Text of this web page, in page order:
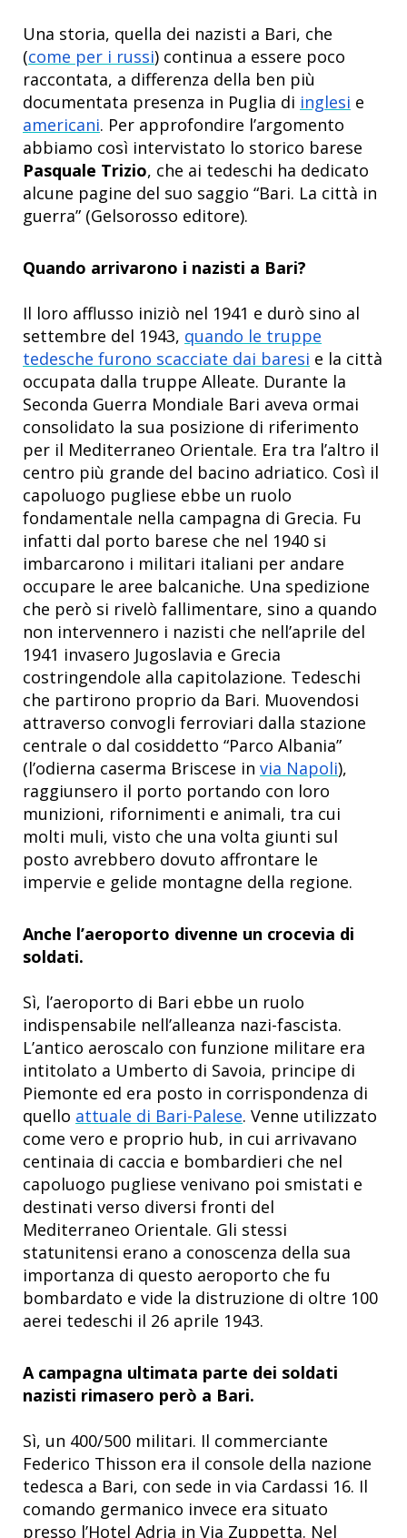
Una storia, quella dei nazisti a Bari, che
(come per i russi) continua a essere poco
raccontata, a differenza della ben più
documentata presenza in Puglia di inglesi e
americani. Per approfondire l’argomento
abbiamo così intervistato lo storico barese
Pasquale Trizio, che ai tedeschi ha dedicato
alcune pagine del suo saggio “Bari. La città in
guerra” (Gelsorosso editore).
Quando arrivarono i nazisti a Bari?
Il loro afflusso iniziò nel 1941 e durò sino al
settembre del 1943, quando le truppe
tedesche furono scacciate dai baresi e la città
occupata dalla truppe Alleate. Durante la
Seconda Guerra Mondiale Bari aveva ormai
consolidato la sua posizione di riferimento
per il Mediterraneo Orientale. Era tra l’altro il
centro più grande del bacino adriatico. Così il
capoluogo pugliese ebbe un ruolo
fondamentale nella campagna di Grecia. Fu
infatti dal porto barese che nel 1940 si
imbarcarono i militari italiani per andare
occupare le aree balcaniche. Una spedizione
che però si rivelò fallimentare, sino a quando
non intervennero i nazisti che nell’aprile del
1941 invasero Jugoslavia e Grecia
costringendole alla capitolazione. Tedeschi
che partirono proprio da Bari. Muovendosi
attraverso convogli ferroviari dalla stazione
centrale o dal cosiddetto “Parco Albania”
(l’odierna caserma Briscese in via Napoli),
raggiunsero il porto portando con loro
munizioni, rifornimenti e animali, tra cui
molti muli, visto che una volta giunti sul
posto avrebbero dovuto affrontare le
impervie e gelide montagne della regione.
Anche l’aeroporto divenne un crocevia di
soldati.
Sì, l’aeroporto di Bari ebbe un ruolo
indispensabile nell’alleanza nazi-fascista.
L’antico aeroscalo con funzione militare era
intitolato a Umberto di Savoia, principe di
Piemonte ed era posto in corrispondenza di
quello attuale di Bari-Palese. Venne utilizzato
come vero e proprio hub, in cui arrivavano
centinaia di caccia e bombardieri che nel
capoluogo pugliese venivano poi smistati e
destinati verso diversi fronti del
Mediterraneo Orientale. Gli stessi
statunitensi erano a conoscenza della sua
importanza di questo aeroporto che fu
bombardato e vide la distruzione di oltre 100
aerei tedeschi il 26 aprile 1943.
A campagna ultimata parte dei soldati
nazisti rimasero però a Bari.
Sì, un 400/500 militari. Il commerciante
Federico Thisson era il console della nazione
tedesca a Bari, con sede in via Cardassi 16. Il
comando germanico invece era situato
presso l’Hotel Adria in Via Zuppetta. Nel